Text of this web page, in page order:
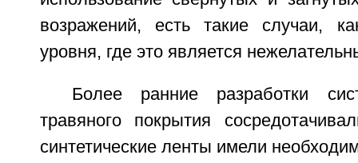
возражений, есть такие случаи,
уровня, где это является
Более ранние разработки
травяного покрытия
синтетические ленты имели